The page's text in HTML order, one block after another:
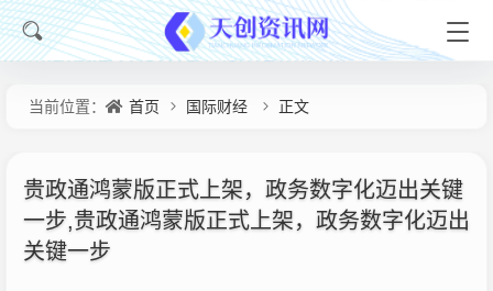
当前位置： 首页 国际财经 正文
贵政通鸿蒙版正式上架，政务数字化迈出关键
一步,贵政通鸿蒙版正式上架，政务数字化迈出
关键一步